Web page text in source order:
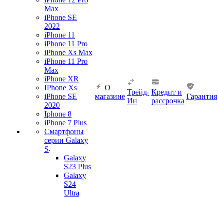
Max
iPhone SE
2022
iPhone 11
iPhone 11 Pro
iPhone Xs Max
iPhone 11 Pro
Max
iPhone XR
IPhone Xs
iPhone SE
2020
Iphone 8
iPhone 7 Plus
Смартфоны
серии Galaxy
S
Galaxy
S23 Plus
Galaxy
S24
Ultra
О
магазине
Трейд-
Ин
Кредит и
рассрочка
Гарантия